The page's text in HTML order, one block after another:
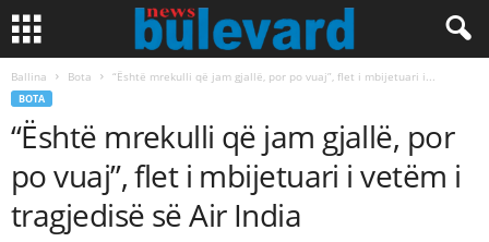
Ballina Bota “Është mrekulli që jam gjallë, por po vuaj”, flet i mbijetuari i...
BOTA
“Është mrekulli që jam gjallë, por
po vuaj”, flet i mbijetuari i vetëm i
tragjedisë së Air India